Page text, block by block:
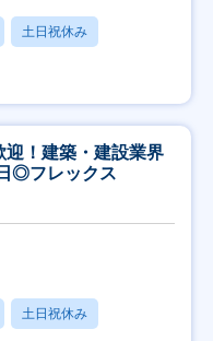
土日祝休み
迎！建築・建設業界
◎フレックス
土日祝休み